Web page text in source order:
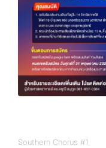
Southern Chorus #1